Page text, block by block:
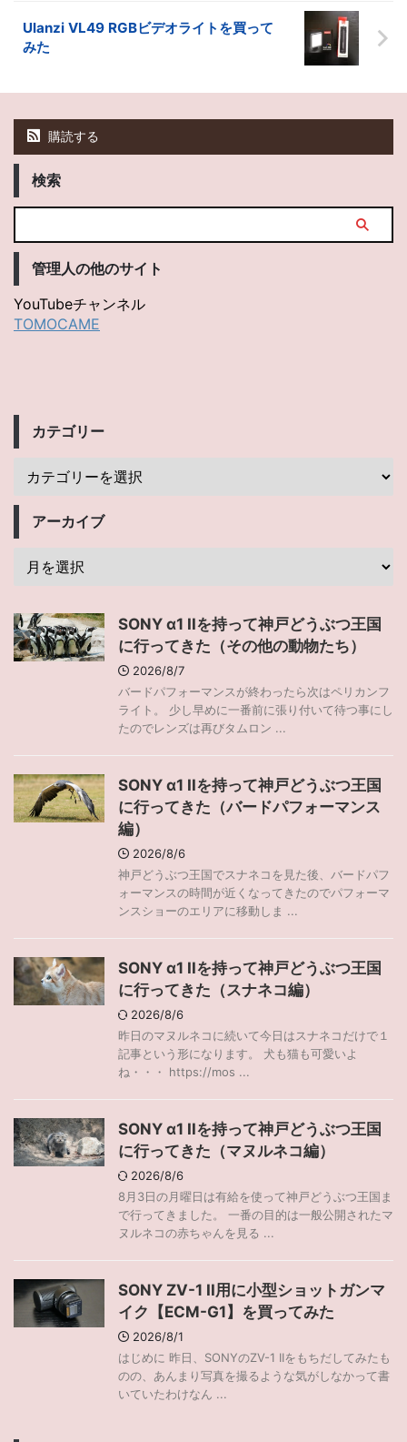
Ulanzi VL49 RGBビデオライトを買って
みた
購読する
検索
管理人の他のサイト
YouTubeチャンネル
TOMOCAME
カテゴリー
アーカイブ
SONY α1 IIを持って神戸どうぶつ王国
に行ってきた（その他の動物たち）
2026/8/7
バードパフォーマンスが終わったら次はペリカンフ
ライト。 少し早めに一番前に張り付いて待つ事にし
たのでレンズは再びタムロン ...
SONY α1 IIを持って神戸どうぶつ王国
に行ってきた（バードパフォーマンス
編）
2026/8/6
神戸どうぶつ王国でスナネコを見た後、バードパフ
ォーマンスの時間が近くなってきたのでパフォーマ
ンスショーのエリアに移動しま ...
SONY α1 IIを持って神戸どうぶつ王国
に行ってきた（スナネコ編）
2026/8/6
昨日のマヌルネコに続いて今日はスナネコだけで１
記事という形になります。 犬も猫も可愛いよ
ね・・・ https://mos ...
SONY α1 IIを持って神戸どうぶつ王国
に行ってきた（マヌルネコ編）
2026/8/6
8月3日の月曜日は有給を使って神戸どうぶつ王国ま
で行ってきました。 一番の目的は一般公開されたマ
ヌルネコの赤ちゃんを見る ...
SONY ZV-1 II用に小型ショットガンマ
イク【ECM-G1】を買ってみた
2026/8/1
はじめに 昨日、SONYのZV-1 IIをもちだしてみたも
のの、あんまり写真を撮るような気がしなかって書
いていたわけなん ...